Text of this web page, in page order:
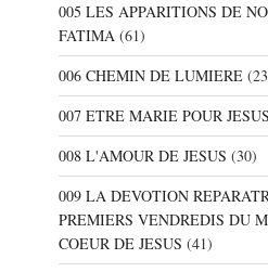
005 LES APPARITIONS DE
FATIMA(61)
006 CHEMIN DE LUMIERE
007 ETRE MARIE POUR JESUS
008 L'AMOUR DE JESUS (30)
009 LA DEVOTION
PREMIERS VENDREDIS DU
COEUR DE JESUS (41)